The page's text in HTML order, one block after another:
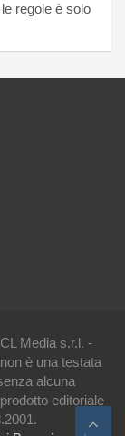
regole è solo
Media s.r.l. -
è una testata
alcuna
editoriale